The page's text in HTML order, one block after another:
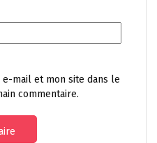
mail et mon site dans le
commentaire.